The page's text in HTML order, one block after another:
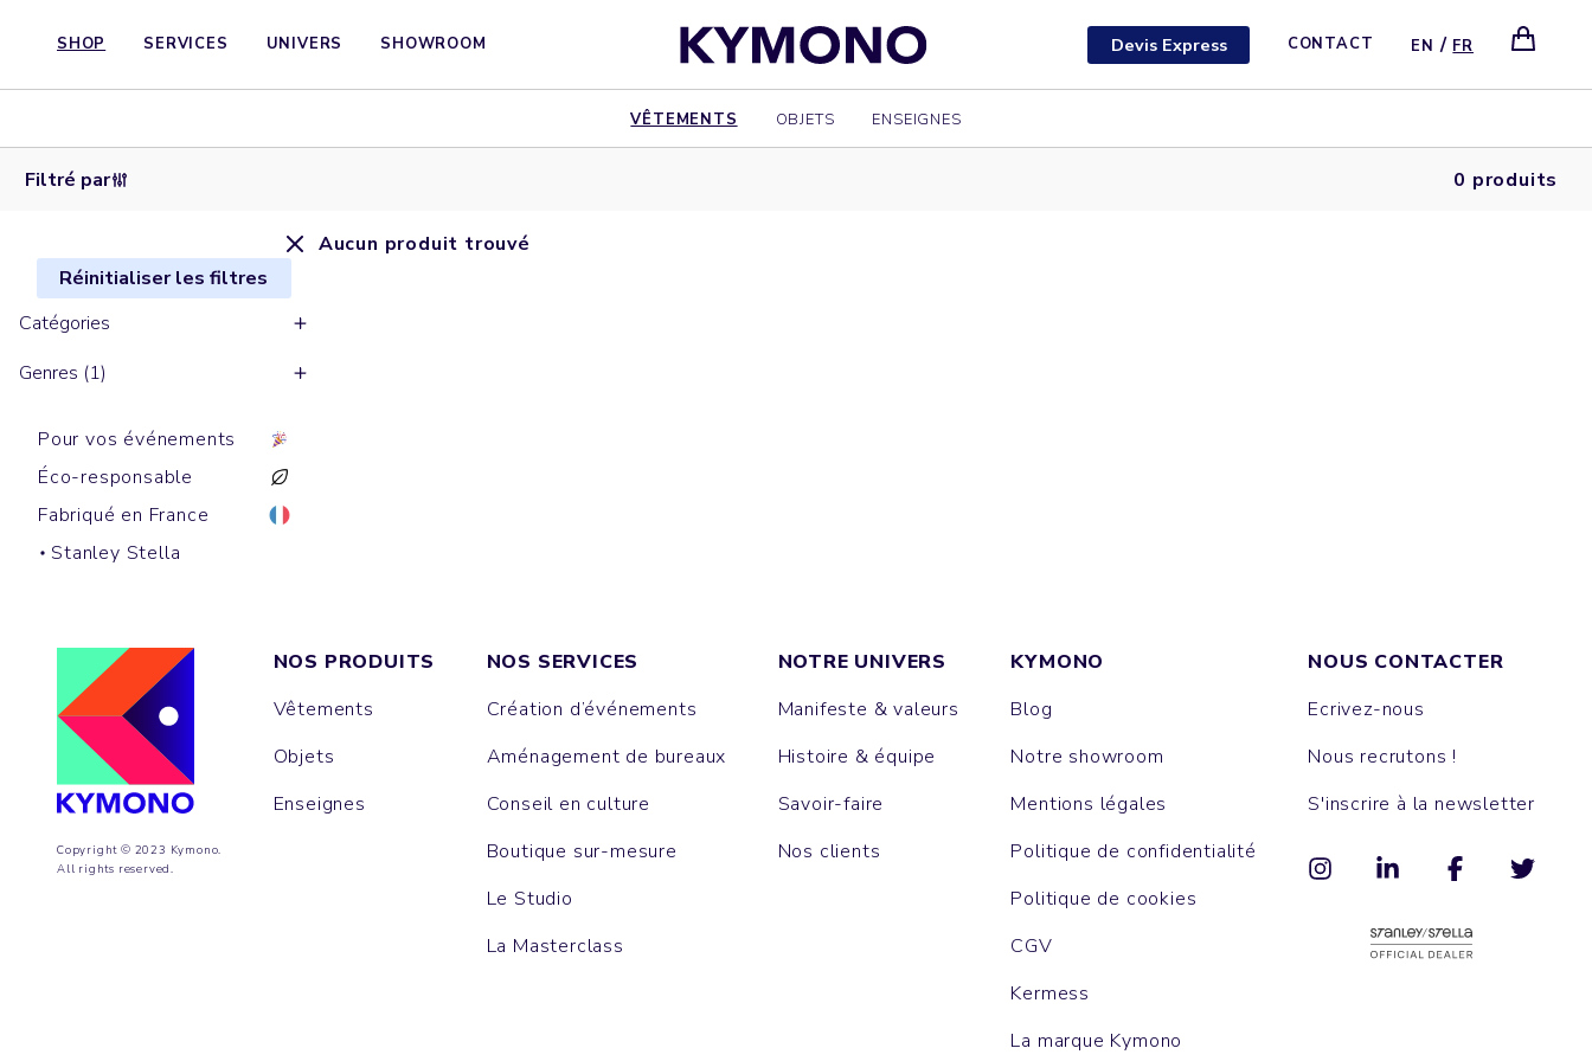
SHOP SERVICES UNIVERS SHOWROOM Devis Express CONTACT EN / FR
VÊTEMENTS OBJETS ENSEIGNES
Filtré par 0 produits
Réinitialiser les filtres
Catégories
Genres (1)
Pour vos événements
Éco-responsable
Fabriqué en France
Stanley Stella
Aucun produit trouvé
Copyright © 2023 Kymono.
All rights reserved.
NOS PRODUITS
Vêtements
Objets
Enseignes
NOS SERVICES
Création d’événements
Aménagement de bureaux
Conseil en culture
Boutique sur-mesure
Le Studio
La Masterclass
NOTRE UNIVERS
Manifeste & valeurs
Histoire & équipe
Savoir-faire
Nos clients
KYMONO
Blog
Notre showroom
Mentions légales
Politique de confidentialité
Politique de cookies
CGV
Kermess
La marque Kymono
NOUS CONTACTER
Ecrivez-nous
Nous recrutons !
S'inscrire à la newsletter